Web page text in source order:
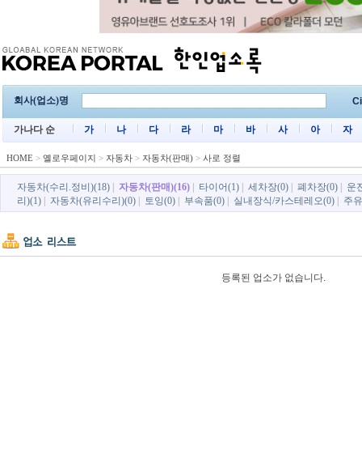
회사(업소)명
가나다 순 가 나 다 라 마 바 사 아 자
HOME > 옐로우페이지 > 자동차 > 자동차(판매) > 사로 정렬
자동차(수리.정비)(18) 자동차(판매)(16) 타이어(1) 세차장(0) 폐차장(0)
운
리)(1)
자동차(유리수리)(0) 토잉(0) 부속품(0) 실내장식/카스테레오(0) 주
등록된 업소가 없습니다.